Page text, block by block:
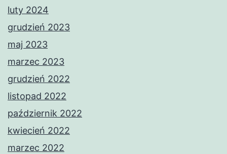
luty 2024
grudzień 2023
maj 2023
marzec 2023
grudzień 2022
listopad 2022
październik 2022
kwiecień 2022
marzec 2022